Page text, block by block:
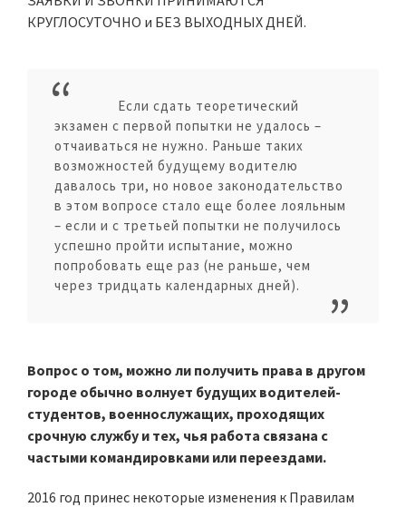
КРУГЛОСУТОЧНО и БЕЗ ВЫХОДНЫХ ДНЕЙ.
Если сдать теоретический
экзамен с первой попытки не удалось –
отчаиваться не нужно. Раньше таких
возможностей будущему водителю
давалось три, но новое законодательство
в этом вопросе стало еще более лояльным
– если и с третьей попытки не получилось
успешно пройти испытание, можно
попробовать еще раз (не раньше, чем
через тридцать календарных дней).
Вопрос о том, можно ли получить права в другом
городе обычно волнует будущих водителей-
студентов, военнослужащих, проходящих
срочную службу и тех, чья работа связана с
частыми командировками или переездами.
2016 год принес некоторые изменения к Правилам